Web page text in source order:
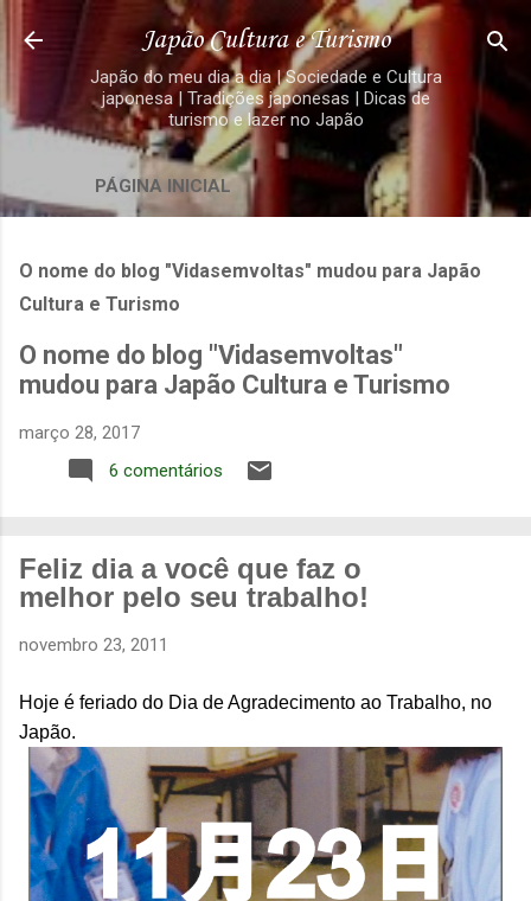
Pular para o conteúdo principal
Japão Cultura e Turismo
Japão do meu dia a dia | Sociedade e Cultura
japonesa | Tradições japonesas | Dicas de
turismo e lazer no Japão
PÁGINA INICIAL
O nome do blog "Vidasemvoltas" mudou para Japão
Cultura e Turismo
O nome do blog "Vidasemvoltas"
mudou para Japão Cultura e Turismo
março 28, 2017
6 comentários
Feliz dia a você que faz o
melhor pelo seu trabalho!
novembro 23, 2011
Hoje é feriado do Dia de Agradecimento ao Trabalho, no
Japão.